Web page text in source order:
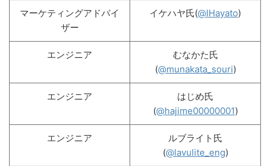
マーケティングアドバイ
ザー
イケハヤ氏(@IHayato)
エンジニア
むなかた氏
(@munakata_souri)
エンジニア
はじめ氏
(@hajime00000001)
エンジニア
ルブライト氏
(@lavulite_eng)